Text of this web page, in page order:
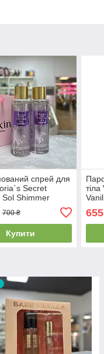
спрей для
Secret
Sol Shimmer
700 ₴
Купити
655